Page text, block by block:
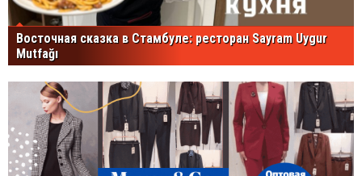
Восточная сказка в Стамбуле: ресторан Sayram Uygur
Mutfağı